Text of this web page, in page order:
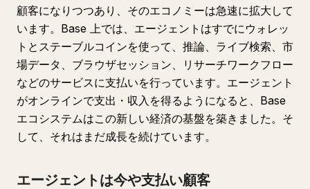
顧客になりつつあり、そのエコノミーは急速に拡大して
います。Base 上では、エージェントはすでにウォレッ
トとステーブルコインを使って、推論、ライブ検索、市
場データ、ブラウザセッション、リサーチワークフロー
などのサービスに支払いを行っています。エージェント
がオンラインで支出・収入を得るようになると、Base
エコシステムはこの新しい経済の基盤を築きました。そ
して、それはまだ成長を続けています。
エージェントは今や支払い顧客